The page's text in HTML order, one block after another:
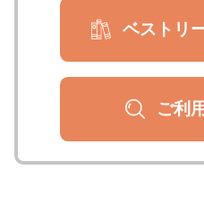
ベストリ
ご利